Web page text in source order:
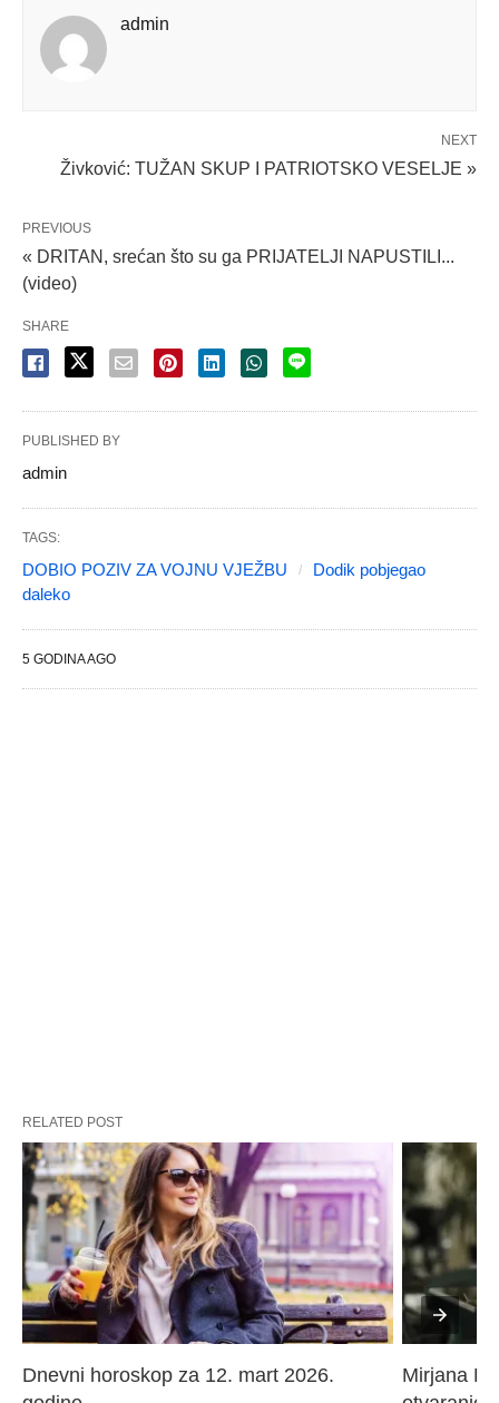
admin
NEXT
Živković: TUŽAN SKUP I PATRIOTSKO VESELJE »
PREVIOUS
« DRITAN, srećan što su ga PRIJATELJI NAPUSTILI...
(video)
SHARE
PUBLISHED BY
admin
TAGS:
DOBIO POZIV ZA VOJNU VJEŽBU
Dodik pobjegao
daleko
5 GODINA AGO
RELATED POST
Dnevni horoskop za 12. mart 2026.
Mirjana